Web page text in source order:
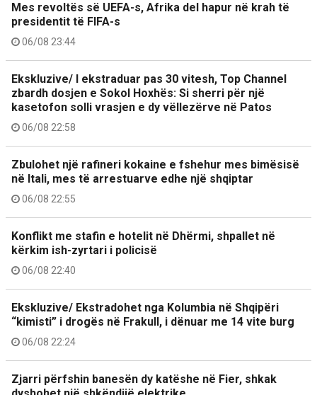
Mes revoltës së UEFA-s, Afrika del hapur në krah të
presidentit të FIFA-s
06/08 23:44
Ekskluzive/ I ekstraduar pas 30 vitesh, Top Channel
zbardh dosjen e Sokol Hoxhës: Si sherri për një
kasetofon solli vrasjen e dy vëllezërve në Patos
06/08 22:58
Zbulohet një rafineri kokaine e fshehur mes bimësisë
në Itali, mes të arrestuarve edhe një shqiptar
06/08 22:55
Konflikt me stafin e hotelit në Dhërmi, shpallet në
kërkim ish-zyrtari i policisë
06/08 22:40
Ekskluzive/ Ekstradohet nga Kolumbia në Shqipëri
“kimisti” i drogës në Frakull, i dënuar me 14 vite burg
06/08 22:24
Zjarri përfshin banesën dy katëshe në Fier, shkak